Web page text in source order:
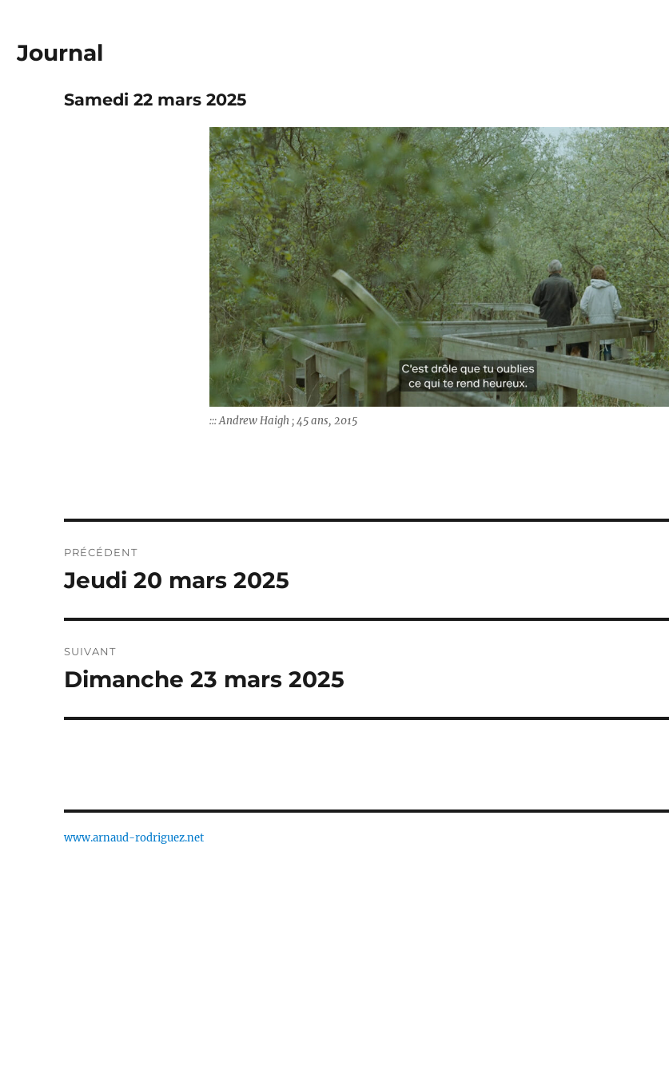
Journal
Samedi 22 mars 2025
::: Andrew Haigh ; 45 ans, 2015
de
PRÉCÉDENT
Publication
Jeudi 20 mars 2025
SUIVANT
Publication
Dimanche 23 mars 2025
www.arnaud-rodriguez.net